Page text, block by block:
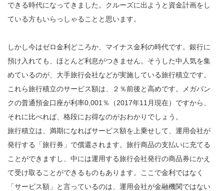
できる時代になってきました。クルーズに出ようと資金計画をし
ている方もいらっしゃることと思います。
しかし今はゼロ金利どころか、マイナス金利の時代です。銀行に
預け入れても、ほとんど利息がつきません。そうした中人気を集
めているのが、大手旅行会社などが実施している旅行積立です。
これら旅行積立のサービス額は、２％前後と高めです。メガバン
クの普通預金口座が利率0,001％（2017年11月現在）ですから、
それに比べれば、格段にお得なのがおわかりでしょう。
旅行積立は、満期になればサービス額を上乗せして、運用会社が
発行する「旅行券」で償還されます。旅行商品の支払いに充てる
ことができますし、中には運用する旅行会社発行の商品券にかえ
て受け取ることができるものもあります。ここで金利ではなく
「サービス額」と言っているのは、運用会社が金融機関ではない